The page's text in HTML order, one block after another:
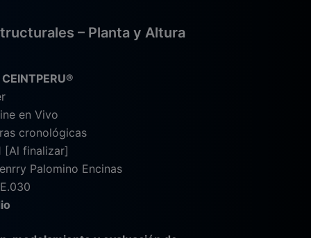
– Planta y Altura
en Vivo
cronológicas
[Al finalizar]
Palomino Encinas